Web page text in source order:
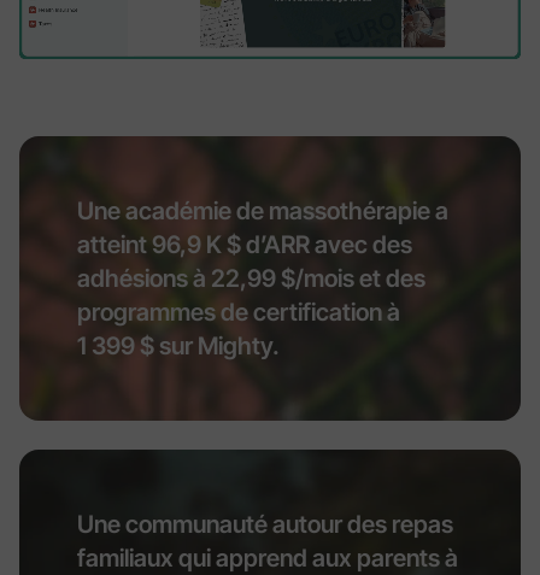
Une académie de massothérapie a
atteint 96,9 K $ d’ARR avec des
adhésions à 22,99 $/mois et des
programmes de certification à
1 399 $ sur Mighty.
Une communauté autour des repas
familiaux qui apprend aux parents à